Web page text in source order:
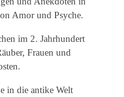
Amor und Psyche.
im 2. Jahrhundert
Frauen und
in die antike Welt